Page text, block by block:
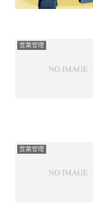
営業管理
営業管理